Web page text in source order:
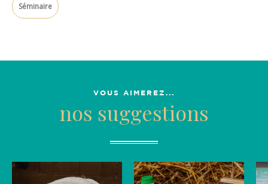
Séminaire
VOUS AIMEREZ...
nos suggestions